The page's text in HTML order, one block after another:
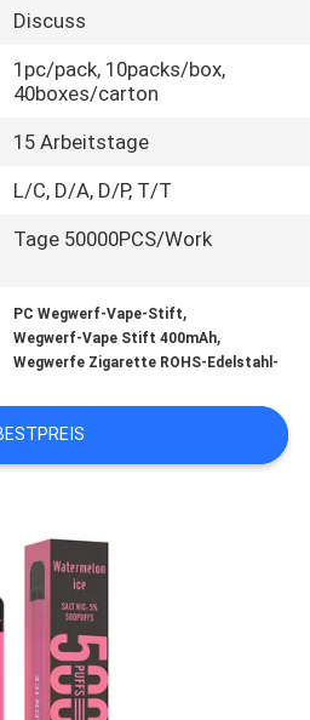
Discuss
1pc/pack, 10packs/box,
40boxes/carton
15 Arbeitstage
L/C, D/A, D/P, T/T
Tage 50000PCS/Work
PC Wegwerf-Vape-Stift,
Wegwerf-Vape Stift 400mAh,
Wegwerfe Zigarette ROHS-Edelstahl-